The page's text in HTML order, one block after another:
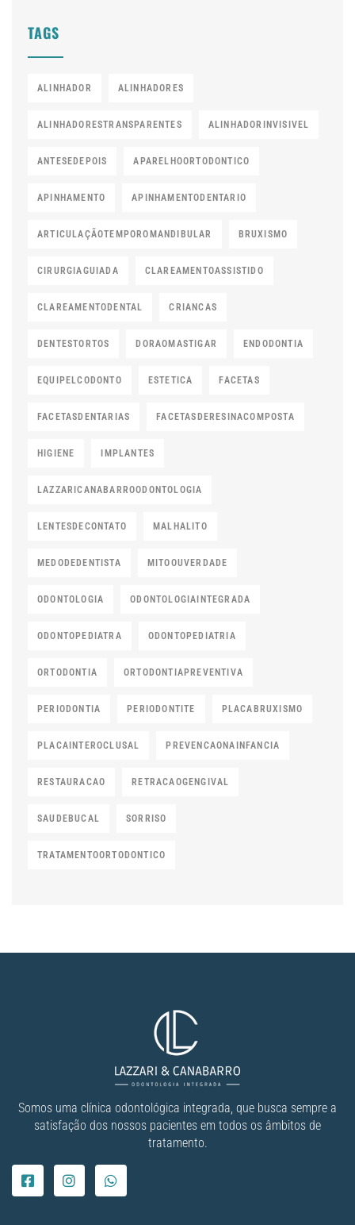
TAGS
ALINHADOR ALINHADORES
ALINHADORESTRANSPARENTES ALINHADORINVISIVEL
ANTESEDEPOIS APARELHOORTODONTICO
APINHAMENTO APINHAMENTODENTARIO
ARTICULAÇÃOTEMPOROMANDIBULAR BRUXISMO
CIRURGIAGUIADA CLAREAMENTOASSISTIDO
CLAREAMENTODENTAL CRIANCAS
DENTESTORTOS DORAOMASTIGAR ENDODONTIA
EQUIPELCODONTO ESTETICA FACETAS
FACETASDENTARIAS FACETASDERESINACOMPOSTA
HIGIENE IMPLANTES
LAZZARICANABARROODONTOLOGIA
LENTESDECONTATO MALHALITO
MEDODEDENTISTA MITOOUVERDADE
ODONTOLOGIA ODONTOLOGIAINTEGRADA
ODONTOPEDIATRA ODONTOPEDIATRIA
ORTODONTIA ORTODONTIAPREVENTIVA
PERIODONTIA PERIODONTITE PLACABRUXISMO
PLACAINTEROCLUSAL PREVENCAONAINFANCIA
RESTAURACAO RETRACAOGENGIVAL
SAUDEBUCAL SORRISO
TRATAMENTOORTODONTICO
Somos uma clínica odontológica integrada, que busca sempre a
satisfação dos nossos pacientes em todos os âmbitos de
tratamento.